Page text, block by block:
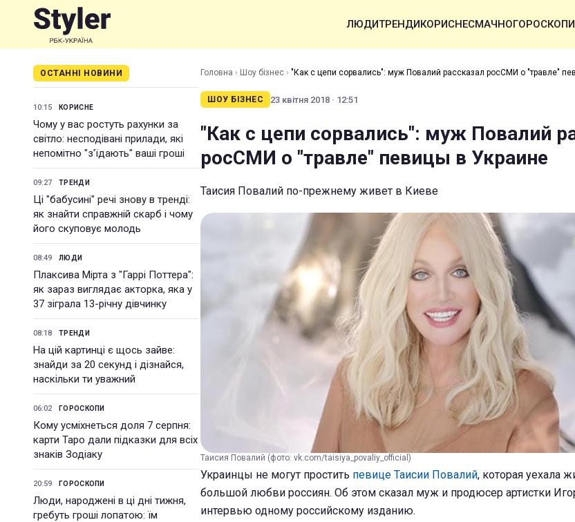
ЛЮДИТРЕНДИКОРИСНЕСМАЧНОГОРОСКОПИ
ОСТАННІ НОВИНИ
10:15 КОРИСНЕ
Чому у вас ростуть рахунки за
світло: несподівані прилади, які
непомітно "з'їдають" ваші гроші
09:27 ТРЕНДИ
Ці "бабусині" речі знову в тренді:
як знайти справжній скарб і чому
його скуповує молодь
08:49 ЛЮДИ
Плаксива Мірта з "Гаррі Поттера":
як зараз виглядає акторка, яка у
37 зіграла 13-річну дівчинку
08:18 ТРЕНДИ
На цій картинці є щось зайве:
знайди за 20 секунд і дізнайся,
наскільки ти уважний
06:02 ГОРОСКОПИ
Кому усміхнеться доля 7 серпня:
карти Таро дали підказки для всіх
знаків Зодіаку
20:59 ГОРОСКОПИ
Люди, народжені в ці дні тижня,
гребуть гроші лопатою: їм
Головна › Шоу бізнес › "Как с цепи сорвались": муж Повалий рассказал росСМИ о "травле"
ШОУ БІЗНЕС 23 квітня 2018 · 12:51
"Как с цепи сорвались": муж Повалий
росСМИ о "травле" певицы в Украине
Таисия Повалий по-прежнему живет в Киеве
Таисия Повалий (фото: vk.com/taisiya_povaliy_official)
Украинцы не могут простить певице Таисии Повалий, которая уехала
большой любви россиян. Об этом сказал муж и продюсер артистки
интервью одному российскому изданию.